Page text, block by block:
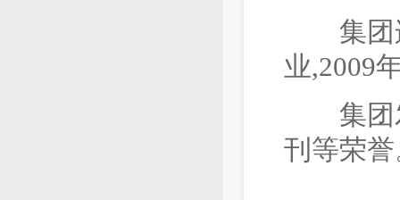
集团连
业,2009
集团发
刊等荣